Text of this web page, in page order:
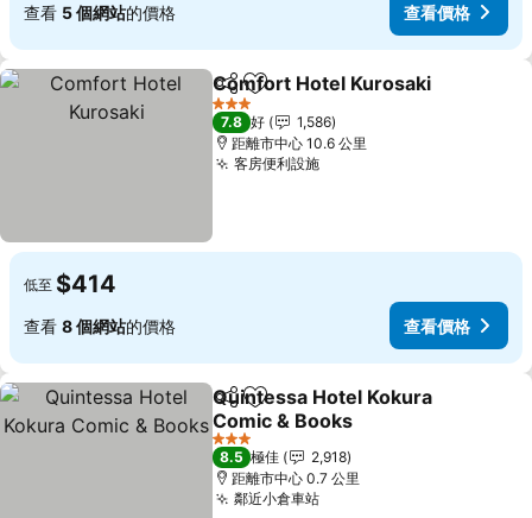
查看 5 個網站的價格 查看價格
分享 放到收藏夾
Comfort Hotel Kurosaki
3 星級
7.8 好
1,586
距離市中心 10.6 公里
客房便利設施
低至 $414
查看 8 個網站的價格 查看價格
分享 放到收藏夾
Quintessa Hotel Kokura
Comic & Books
3 星級
8.5 極佳
2,918
距離市中心 0.7 公里
鄰近小倉車站